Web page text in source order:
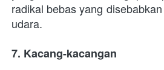
radikal bebas yang
udara.
7. Kacang-kacangan